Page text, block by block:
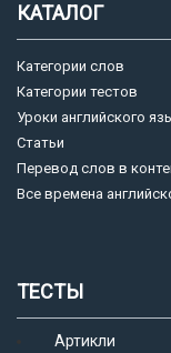
КАТАЛОГ
Категории слов
Категории тестов
Уроки английского
Статьи
Перевод слов в
Все времена
ТЕСТЫ
Артикли